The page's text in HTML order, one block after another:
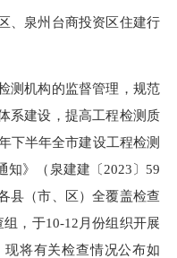
、泉州台商投资区住建行
机构的监督管理，规范
系建设，提高工程检测质
下半年全市建设工程检测
知》（泉建建〔2023〕59
县（市、区）全覆盖检查
，于10-12月份组织开展
将有关检查情况公布如